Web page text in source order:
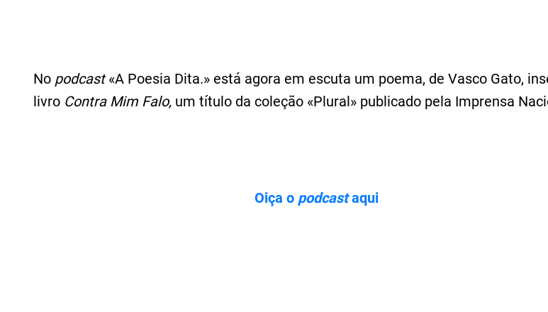
No podcast«A Poesia Dita.» está agora em escuta um poema, de Vasco Gato,
livro Contra Mim Falo, um título da coleção «Plural» publicado pela Imprensa
Oiça o podcastaqui